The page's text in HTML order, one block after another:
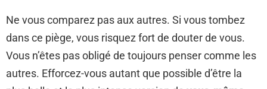
Ne vous comparez pas aux autres. Si vous tombez
dans ce piège, vous risquez fort de douter de vous.
Vous n’êtes pas obligé de toujours penser comme les
autres. Efforcez-vous autant que possible d’être la